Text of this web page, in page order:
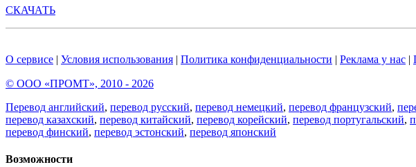
СКАЧАТЬ
О сервисе | Условия использования | Политика конфиденциальности | Реклама у нас |
© ООО «ПРОМТ», 2010 - 2026
Перевод английский, перевод русский, перевод немецкий, перевод французский,
перевод казахский, перевод китайский, перевод корейский, перевод португальский,
перевод финский, перевод эстонский, перевод японский
Возможности